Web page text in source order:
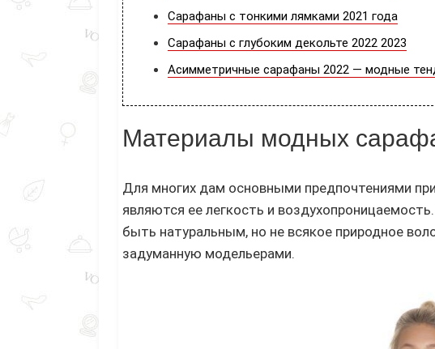
Сарафаны с тонкими лямками 2021 года
Сарафаны с глубоким декольте 2022 2023
Асимметричные сарафаны 2022 — модные
Материалы модных
Для многих дам основными предпочтениями
являются ее легкость и
быть натуральным, но не всякое природное
задуманную модельерами.